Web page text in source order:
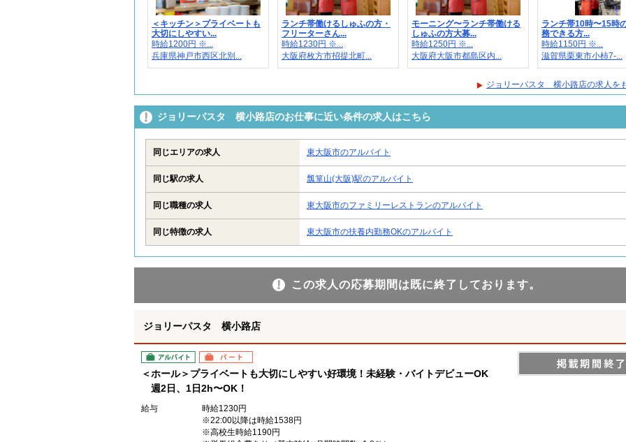
＜キッチン＞プライベートも
大切にしやすい...
時給1200円 ※...
兵庫県神戸市西区北別...
ランチ帯働けるしゅふの方・
フリーターさん...
時給1230円 ※...
大阪府枚方市招提北町...
モーニング〜ランチ帯働ける
しゅふの方大募...
時給1250円 ※...
大阪府大阪市都島区内...
ランチ帯10時〜15時
務できる方...
時給1150円 ※...
滋賀県栗東市小柿7-...
ジョリーパスタ 横小路店の求人を
ジョリーパスタ 横小路店のお仕事に近い条件の求人はこちら
同じエリアの求人 東大阪市のアルバイト
同じ駅の求人 瓢箪山(大阪)駅のアルバイト
同じ職種の求人 東大阪市のファミリーレストランのアルバイト
同じ特徴の求人 東大阪市の扶養内勤務OKのアルバイト
この求人の応募期間は既に終了しております。
ジョリーパスタ 横小路店
アルバイト パート
＜ホール＞プライベートも大切にしやすい好環境！未経験・バイトデビューOK
週2日、1日2h〜OK！
給与
時給1230円
※22:00以降は時給1538円
※高校生時給1190円